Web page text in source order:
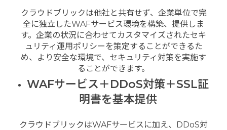
クラウドブリックは他社と共有せず、企業単位で完
全に独立したWAFサービス環境を構築、提供しま
す。企業の状況に合わせてカスタマイズされたセキ
ュリティ運用ポリシーを策定することができるた
め、より安全な環境で、セキュリティ対策を実施す
ることができます。
WAFサービス＋DDoS対策＋SSL証
明書を基本提供
クラウドブリックはWAFサービスに加え、DDoS対